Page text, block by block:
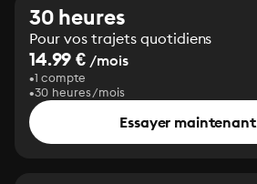
30 heures
Pour vos trajets quotidiens
14.99 € /mois
1 compte
30 heures/mois
Essayer maintenant